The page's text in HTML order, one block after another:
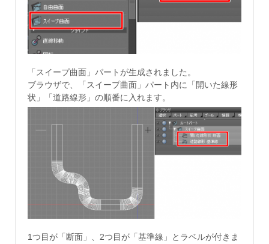
「スイープ曲面」パートが生成されました。
ブラウザで、「スイープ曲面」パート内に「開いた線形
状」「道路線形」の順番に入れます。
1つ目が「断面」、2つ目が「基準線」とラベルが付きま